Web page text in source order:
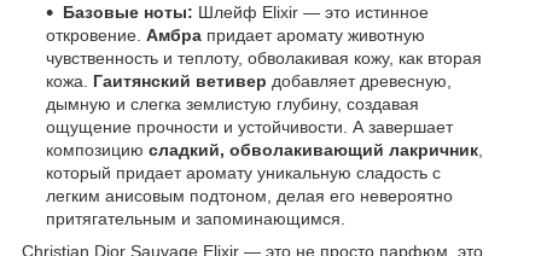
Базовые ноты: Шлейф Elixir — это истинное
откровение. Амбра придает аромату животную
чувственность и теплоту, обволакивая кожу, как вторая
кожа. Гаитянский ветивер добавляет древесную,
дымную и слегка землистую глубину, создавая
ощущение прочности и устойчивости. А завершает
композицию сладкий, обволакивающий лакричник
который придает аромату уникальную сладость с
легким анисовым подтоном, делая его невероятно
притягательным и запоминающимся.
Christian Dior Sauvage Elixir — это не просто парфюм, это